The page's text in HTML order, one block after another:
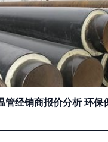
管经销商报价分析 环保